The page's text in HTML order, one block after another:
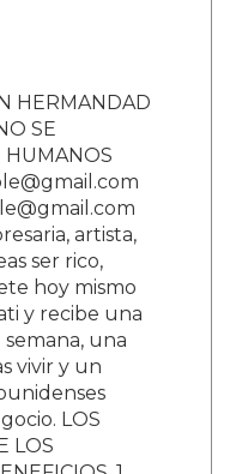
HERMANDAD
SE
HUMANOS
artista,
ser rico,
hoy mismo
y recibe una
una
vivir y un
LOS
LOS